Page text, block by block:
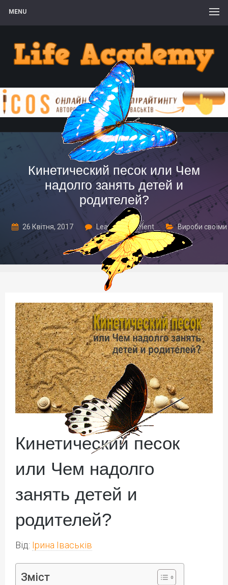
MENU
Кинетический песок или Чем
надолго занять детей и
родителей?
26 Квітня, 2017 Leave a comment
Вироби своїми
руками
Кинетический песок
или Чем надолго
занять детей и
родителей?
Від: Ірина Іваськів
Зміст